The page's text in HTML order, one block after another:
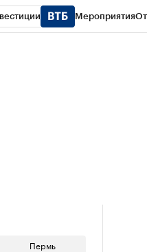
Мероприятия
Пермь